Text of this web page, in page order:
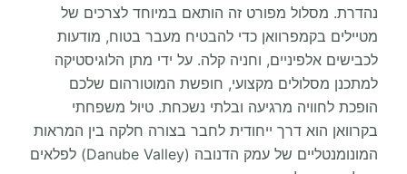
נהדרת. מסלול מפורט זה הותאם במיוחד לצרכים של
מטיילים בקמפרוואן כדי להבטיח מעבר בטוח, מודעות
לכבישים אלפיניים, וחניה קלה. על ידי מתן הלוגיסטיקה
למתכנן מסלולים מקצועי, חופשת המוטורהום שלכם
הופכת לחוויה מרגיעה ובלתי נשכחת. טיול משפחתי
בקרוואן הוא דרך ייחודית לחבר בצורה חלקה בין המראות
המונומנטליים של עמק הדנובה (Danube Valley) לפלאים